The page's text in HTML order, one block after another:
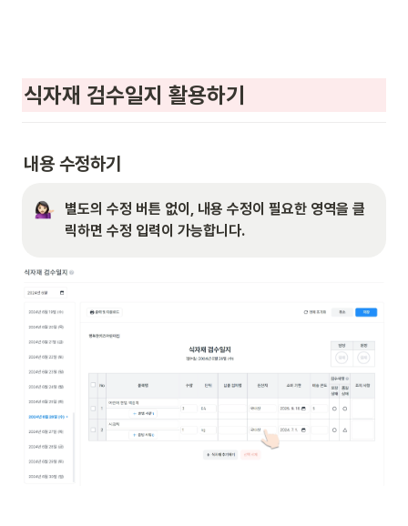
식자재 검수일지 활용하기
내용 수정하기
별도의 수정 버튼 없이, 내용 수정이 필요한 영역을 클
릭하면 수정 입력이 가능합니다.